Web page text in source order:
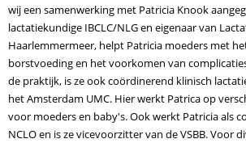
wij een samenwerking met Patricia Knook
lactatiekundige IBCLC/NLG en eigenaar van
Haarlemmermeer, helpt Patricia moeders met
borstvoeding en het voorkomen van
de praktijk, is ze ook coördinerend klinisch
het Amsterdam UMC. Hier werkt Patrica op
voor moeders en baby's. Ook werkt Patricia als
NCLO en is ze vicevoorzitter van de VSBB. Voor